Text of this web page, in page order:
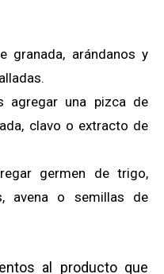
granada, arándanos y
agregar una pizca de
clavo o extracto de
germen de trigo,
avena o semillas de
al producto que